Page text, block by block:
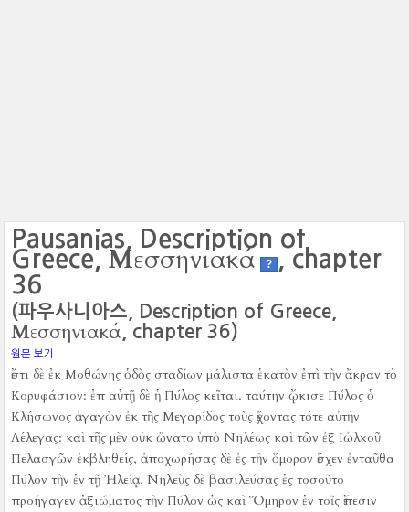
Pausanias, Description of
Greece, Μεσσηνιακά ?
, chapter
36
(파우사니아스, Description of Greece,
Μεσσηνιακά , chapter 36)
원문 보기
ἔστι δὲ ἐκ Μοθώνης ὁδὸς σταδίων μάλιστα ἑκατὸν ἐπὶ τὴν ἄκραν τὸ
Κορυφάσιον: ἐπ αὐτῇ δὲ ἡ Πύλος κεῖται. ταύτην ᾤκισε Πύλος ὁ
Κλήσωνος ἀγαγὼν ἐκ τῆς Μεγαρίδος τοὺς ἔχοντας τότε αὐτὴν
Λέλεγας: καὶ τῆς μὲν οὐκ ὤνατο ὑπὸ Νηλέως καὶ τῶν ἐξ Ιὠλκοῦ
Πελασγῶν ἐκβληθείς, ἀποχωρήσας δὲ ἐς τὴν ὅμορον ἔσχεν ἐνταῦθα
Πύλον τὴν ἐν τῇ Ἠλείᾳ. Νηλεὺς δὲ βασιλεύσας ἐς τοσοῦτο
προήγαγεν ἀξιώματος τὴν Πύλον ὡς καὶ Ὅμηρον ἐν τοῖς ἔπεσιν